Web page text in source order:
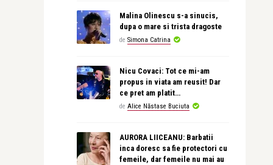
Malina Olinescu s-a sinucis,
dupa o mare si trista dragoste
de Simona Catrina
Nicu Covaci: Tot ce mi-am
propus in viata am reusit! Dar
ce pret am platit…
de Alice Năstase Buciuta
AURORA LIICEANU: Barbatii
inca doresc sa fie protectori cu
femeile, dar femeile nu mai au